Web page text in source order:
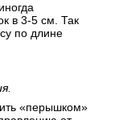
в 3-5 см. Так
по длине
«перышком»